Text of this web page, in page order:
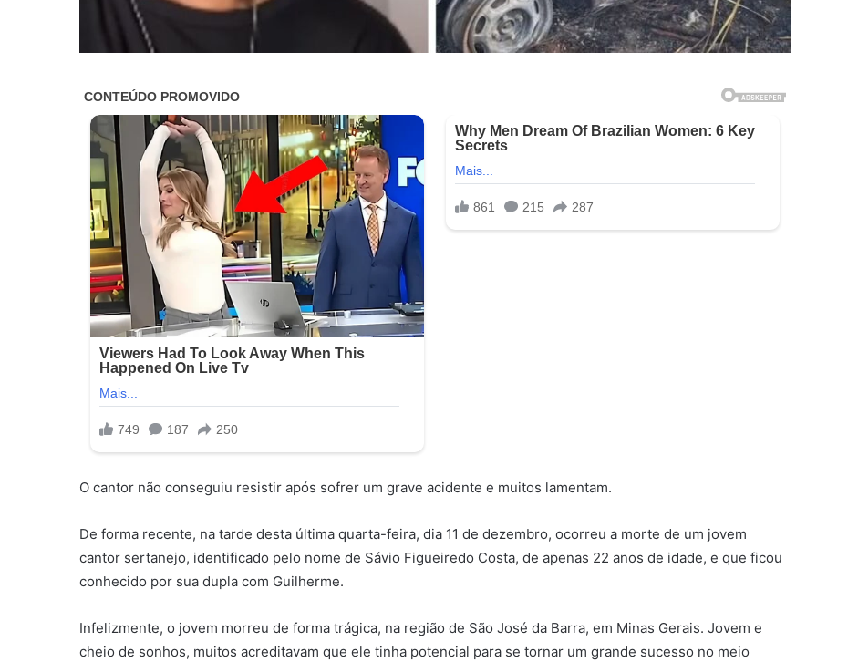
O cantor não conseguiu resistir após sofrer um grave acidente e muitos lamentam.
De forma recente, na tarde desta última quarta-feira, dia 11 de dezembro, ocorreu a morte de um jovem
cantor sertanejo, identificado pelo nome de Sávio Figueiredo Costa, de apenas 22 anos de idade, e que ficou
conhecido por sua dupla com Guilherme.
Infelizmente, o jovem morreu de forma trágica, na região de São José da Barra, em Minas Gerais. Jovem e
cheio de sonhos, muitos acreditavam que ele tinha potencial para se tornar um grande sucesso no meio